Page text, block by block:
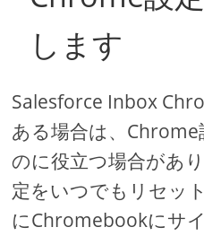
します
Salesforce Inbox
ある場合は、
のに役立つ場合があ
定をいつでもリセッ
にChromebookにサ